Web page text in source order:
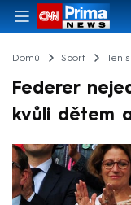
Domů Sport Tenis
Federer
kvůli dětem